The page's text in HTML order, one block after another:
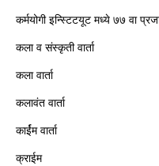
कर्मयोगी इन्स्टिटयूट मध्ये ७७ वा
कला व संस्कृती वार्ता
कला वार्ता
कलावंत वार्ता
कार्ईम वार्ता
क्राईम